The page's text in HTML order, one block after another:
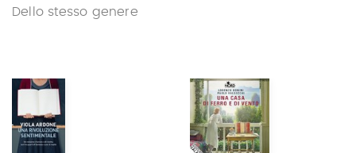
Dello stesso genere